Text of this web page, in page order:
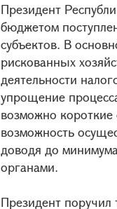
Президент
бюджетом
субъектов. В
рискованных
деятельности
упрощение
возможно короткие
возможность
доводя до
органами.
Президент